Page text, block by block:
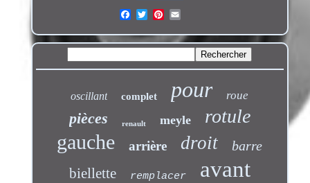
oscillant complet pour roue
pièces renault meyle rotule
gauche arrière droit barre
biellette remplacer avant